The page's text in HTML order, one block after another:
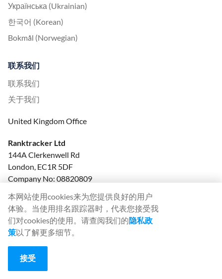
Українська (Ukrainian)
한국어 (Korean)
Bokmål (Norwegian)
联系我们
联系我们
关于我们
United Kingdom Office
Ranktracker Ltd
144A Clerkenwell Rd
London, EC1R 5DF
Company No: 08820809
2015 -2026
本网站使用cookies来为您提供良好的用户
体验。当使用排名跟踪器时，代表您接受我
们对cookies的使用。请查阅我们的隐私政
策以了解更多细节。
接受